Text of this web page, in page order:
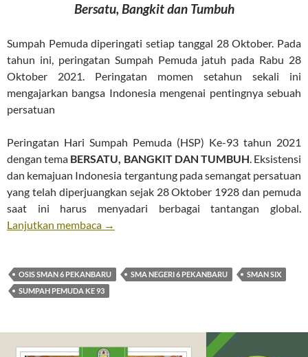
Bersatu,Bangkitdan Tumbuh
Sumpah Pemuda diperingati setiap tanggal 28 Oktober. Pada
tahun ini, peringatan Sumpah Pemuda jatuh pada Rabu 28
Oktober 2021. Peringatan momen setahun sekali ini
mengajarkan bangsa Indonesia mengenai pentingnya sebuah
persatuan
Peringatan Hari Sumpah Pemuda (HSP) Ke-93 tahun 2021
dengan tema BERSATU, BANGKIT DAN TUMBUH . Eksistensi
dan kemajuan Indonesia tergantung pada semangat persatuan
yang telah diperjuangkan sejak 28 Oktober 1928 dan pemuda
saat ini harus menyadari berbagai tantangan global.
Lanjutkan membaca →
OSIS SMAN 6 PEKANBARU SMA NEGERI 6 PEKANBARU
SMAN SIX
SUMPAH PEMUDA KE 93